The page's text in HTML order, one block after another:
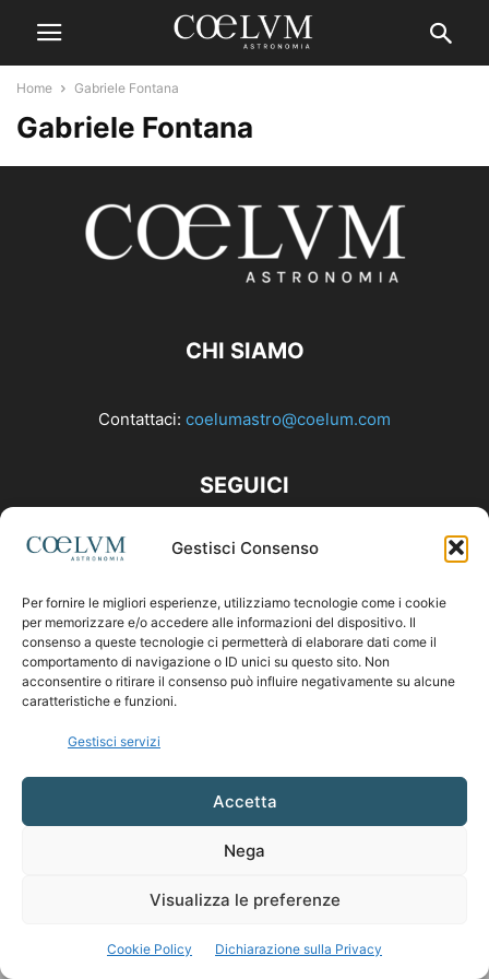
Gestisci Consenso
Per fornire le migliori esperienze, utilizziamo tecnologie come i cookie
per memorizzare e/o accedere alle informazioni del dispositivo. Il
consenso a queste tecnologie ci permetterà di elaborare dati come il
comportamento di navigazione o ID unici su questo sito. Non
acconsentire o ritirare il consenso può influire negativamente su alcune
caratteristiche e funzioni.
Gestisci servizi
Accetta
Nega
Visualizza le preferenze
Cookie Policy Dichiarazione sulla Privacy
Home Gabriele Fontana
Gabriele Fontana
CHI SIAMO
Contattaci: coelumastro@coelum.com
SEGUICI